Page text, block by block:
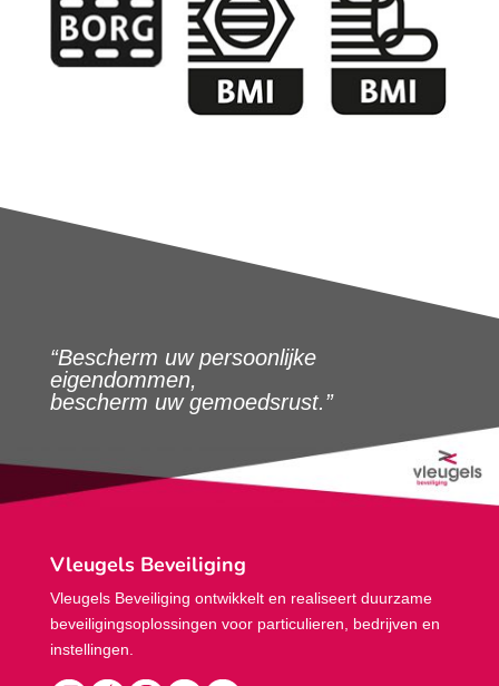
“Bescherm uw persoonlijke
eigendommen,
bescherm uw gemoedsrust.”
Vleugels Beveiliging
Vleugels Beveiliging ontwikkelt en realiseert duurzame
beveiligings­oplossingen voor particulieren, bedrijven en
instellingen.